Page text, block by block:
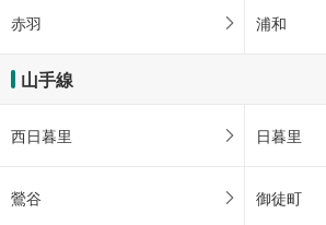
赤羽 浦和
山手線
西日暮里 日暮里
鶯谷 御徒町